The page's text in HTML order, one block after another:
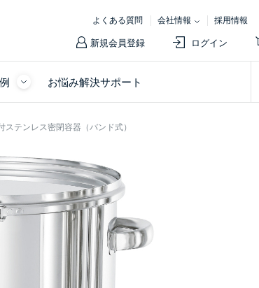
よくある質問 会社情報 採用情報
新規会員登録 ログイン
お悩み解決サポート
ステンレス密閉容器（バンド式）